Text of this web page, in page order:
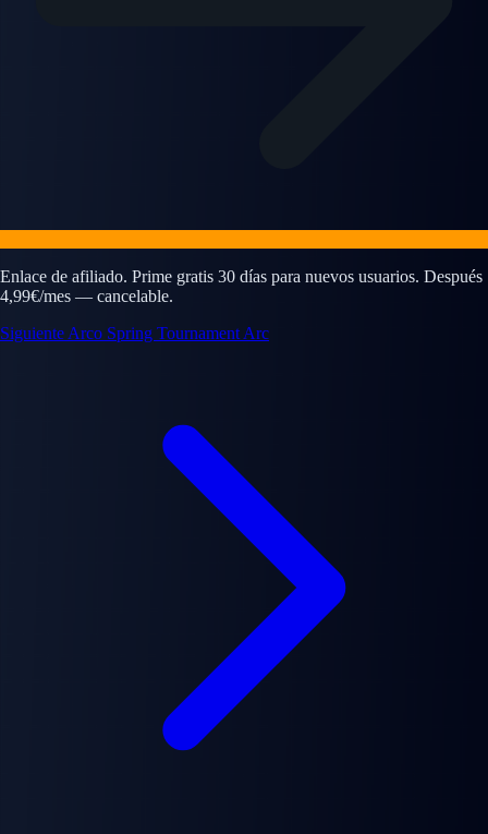
Enlace de afiliado. Prime gratis 30 días para nuevos usuarios. Después
4,99€/mes — cancelable.
Siguiente Arco Spring Tournament Arc